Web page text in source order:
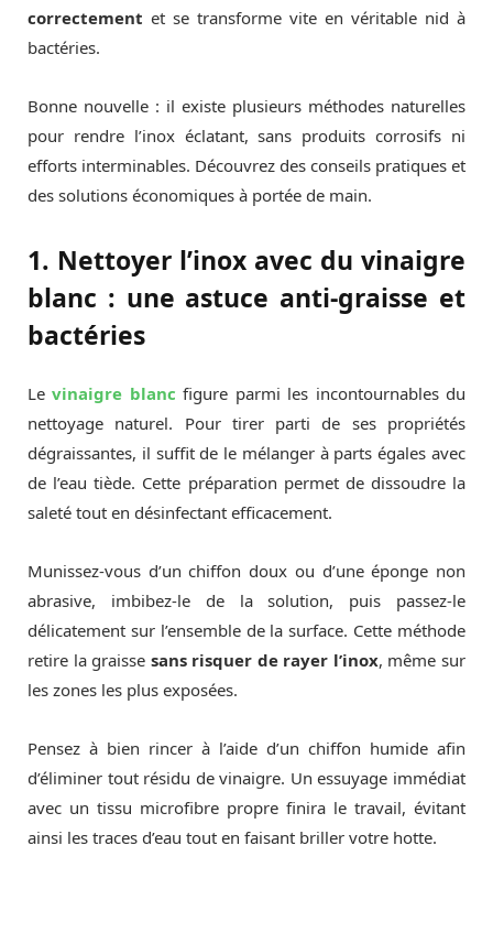
correctement et se transforme vite en véritable nid à
bactéries.
Bonne nouvelle : il existe plusieurs méthodes naturelles
pour rendre l’inox éclatant, sans produits corrosifs ni
efforts interminables. Découvrez des conseils pratiques et
des solutions économiques à portée de main.
1. Nettoyer l’inox avec du vinaigre
blanc : une astuce anti-graisse et
bactéries
Levinaigre blanc figure parmi les incontournables du
nettoyage naturel. Pour tirer parti de ses propriétés
dégraissantes, il suffit de le mélanger à parts égales avec
de l’eau tiède. Cette préparation permet de dissoudre la
saleté tout en désinfectant efficacement.
Munissez-vous d’un chiffon doux ou d’une éponge non
abrasive, imbibez-le de la solution, puis passez-le
délicatement sur l’ensemble de la surface. Cette méthode
retire la graisse sans risquer de rayer l’inox, même sur
les zones les plus exposées.
Pensez à bien rincer à l’aide d’un chiffon humide afin
d’éliminer tout résidu de vinaigre. Un essuyage immédiat
avec un tissu microfibre propre finira le travail, évitant
ainsi les traces d’eau tout en faisant briller votre hotte.